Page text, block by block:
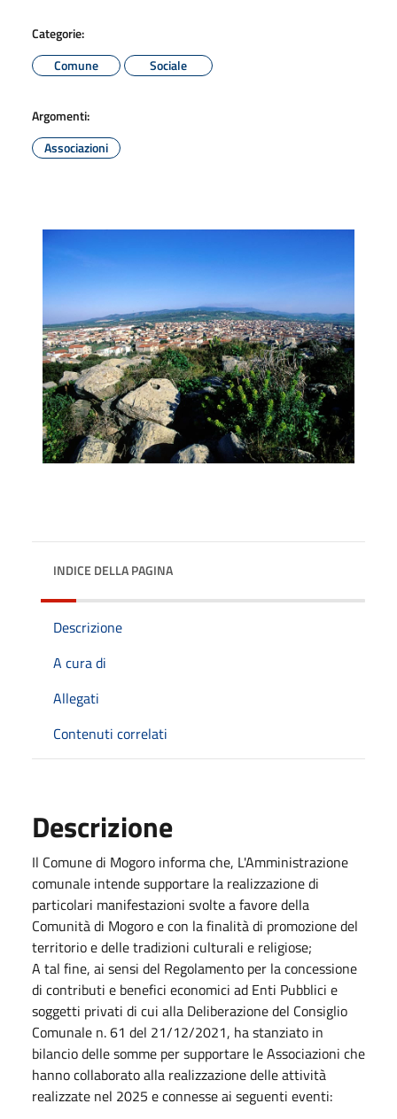
Categorie:
Comune
Sociale
Argomenti:
Associazioni
INDICE DELLA PAGINA
Descrizione
A cura di
Allegati
Contenuti correlati
Descrizione
Il Comune di Mogoro informa che, L'Amministrazione
comunale intende supportare la realizzazione di
particolari manifestazioni svolte a favore della
Comunità di Mogoro e con la finalità di promozione del
territorio e delle tradizioni culturali e religiose;
A tal fine, ai sensi del Regolamento per la concessione
di contributi e benefici economici ad Enti Pubblici e
soggetti privati di cui alla Deliberazione del Consiglio
Comunale n. 61 del 21/12/2021, ha stanziato in
bilancio delle somme per supportare le Associazioni che
hanno collaborato alla realizzazione delle attività
realizzate nel 2025 e connesse ai seguenti eventi: